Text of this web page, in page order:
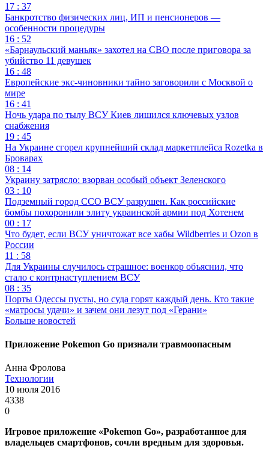
17 : 37
Банкротство физических лиц, ИП и пенсионеров —
особенности процедуры
16 : 52
«Барнаульский маньяк» захотел на СВО после приговора за
убийство 11 девушек
16 : 48
Европейские экс-чиновники тайно заговорили с Москвой о
мире
16 : 41
Ночь удара по тылу ВСУ Киев лишился ключевых узлов
снабжения
19 : 45
На Украине сгорел крупнейший склад маркетплейса Rozetka в
Броварах
08 : 14
Украину затрясло: взорван особый объект Зеленского
03 : 10
Подземный город ССО ВСУ разрушен. Как российские
бомбы похоронили элиту украинской армии под Хотенем
00 : 17
Что будет, если ВСУ уничтожат все хабы Wildberries и Ozon в
России
11 : 58
Для Украины случилось страшное: военкор объяснил, что
стало с контрнаступлением ВСУ
08 : 35
Порты Одессы пусты, но суда горят каждый день. Кто такие
«матросы удачи» и зачем они лезут под «Герани»
Больше новостей
Приложение Pokemon Go признали травмоопасным
Анна Фролова
Технологии
10 июля 2016
4338
0
Игровое приложение «Pokemon Go», разработанное для
владельцев смартфонов, сочли вредным для здоровья.